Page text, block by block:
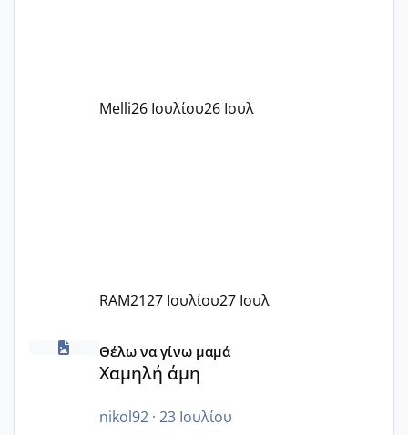
Εγώ πήγα σε έναν ιδιωτικό παιδικό στ
Melli26 Ιουλίου26 Ιουλ
RAM2127 Ιουλίου27 Ιουλ
Χαμηλή άμη
Θέλω να γίνω μαμά
Χαμηλή άμη
nikol92· 23 Ιουλίου